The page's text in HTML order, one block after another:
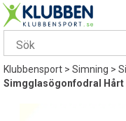
Klubbensport>Simning>
Simgglasögonfodral Hårt